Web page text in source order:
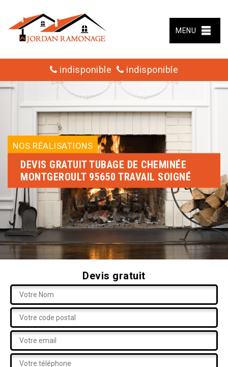
MENU
indisponible indisponible
NOS RÉALISATIONS
DEVIS GRATUIT TUBAGE DE CHEMINÉE
MONTGEROULT 95650 TRAVAIL SOIGNÉ
Devis gratuit